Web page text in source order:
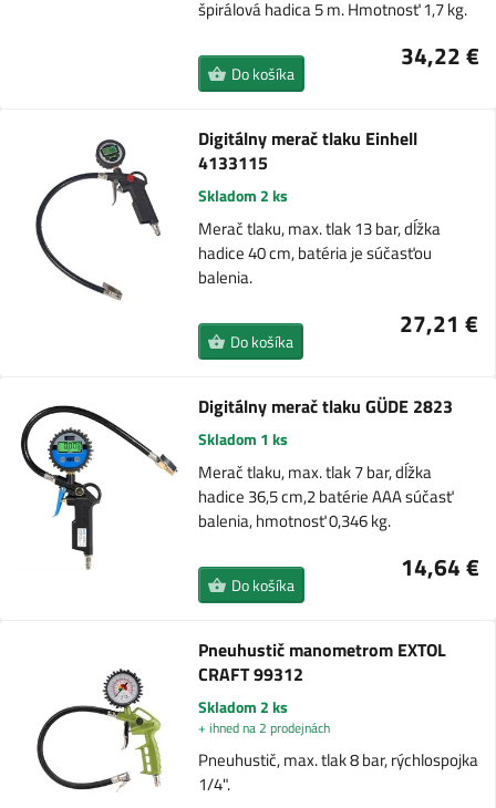
špirálová hadica 5 m. Hmotnosť 1,7 kg.
34,22 €
Do košíka
Digitálny merač tlaku Einhell
4133115
Skladom 2 ks
Merač tlaku, max. tlak 13 bar, dĺžka
hadice 40 cm, batéria je súčasťou
balenia.
27,21 €
Do košíka
Digitálny merač tlaku GÜDE 2823
Skladom 1 ks
Merač tlaku, max. tlak 7 bar, dĺžka
hadice 36,5 cm,2 batérie AAA súčasť
balenia, hmotnosť 0,346 kg.
14,64 €
Do košíka
Pneuhustič manometrom EXTOL
CRAFT 99312
Skladom 2 ks
+ ihned na 2 prodejnách
Pneuhustič, max. tlak 8 bar, rýchlospojka
1/4".